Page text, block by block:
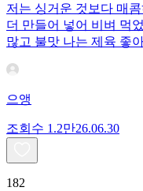
저는 싱거운 것보다 매
더 만들어 넣어 비벼 먹
많고 불맛 나는 제육 좋
으앵
조회수 1.2만26.06.30
182